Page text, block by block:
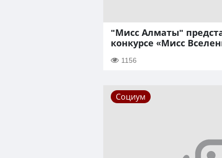
"Мисс Алматы"
конкурсе «Мисс
1156
Социум